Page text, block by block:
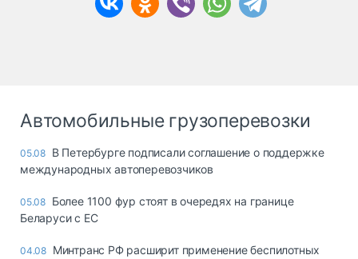
Автомобильные грузоперевозки
05.08 В Петербурге подписали соглашение о поддержке
международных автоперевозчиков
05.08 Более 1100 фур стоят в очередях на границе
Беларуси с ЕС
04.08 Минтранс РФ расширит применение беспилотных